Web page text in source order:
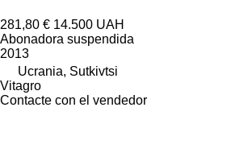
281,80 € 14.500 UAH
Abonadora suspendida
2013
Ucrania, Sutkivtsi
Vitagro
Contacte con el vendedor